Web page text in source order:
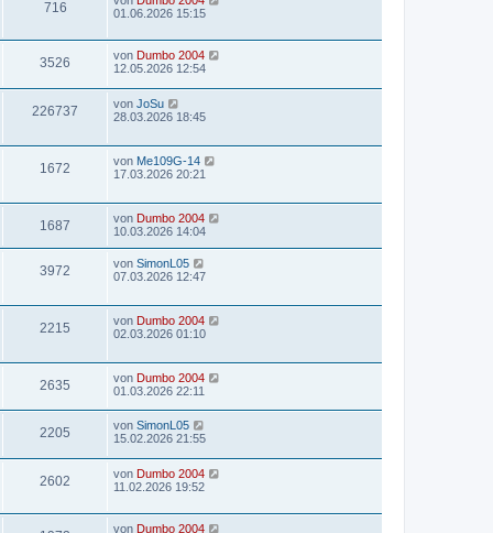
716
01.06.2026 15:15
3526 von Dumbo 2004
12.05.2026 12:54
226737 von JoSu
28.03.2026 18:45
1672 von Me109G-14
17.03.2026 20:21
1687 von Dumbo 2004
10.03.2026 14:04
3972 von SimonL05
07.03.2026 12:47
2215 von Dumbo 2004
02.03.2026 01:10
2635 von Dumbo 2004
01.03.2026 22:11
2205 von SimonL05
15.02.2026 21:55
2602 von Dumbo 2004
11.02.2026 19:52
von Dumbo 2004